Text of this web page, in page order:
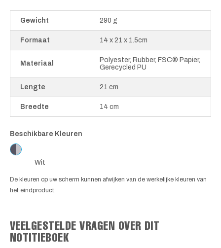
Gewicht 290 g
Formaat 14 x 21 x 1.5cm
Materiaal
Polyester, Rubber, FSC® Papier,
Gerecycled PU
Lengte 21 cm
Breedte 14 cm
Beschikbare Kleuren
Wit
De kleuren op uw scherm kunnen afwijken van de werkelijke kleuren van
het eindproduct.
VEELGESTELDE VRAGEN OVER DIT
NOTITIEBOEK